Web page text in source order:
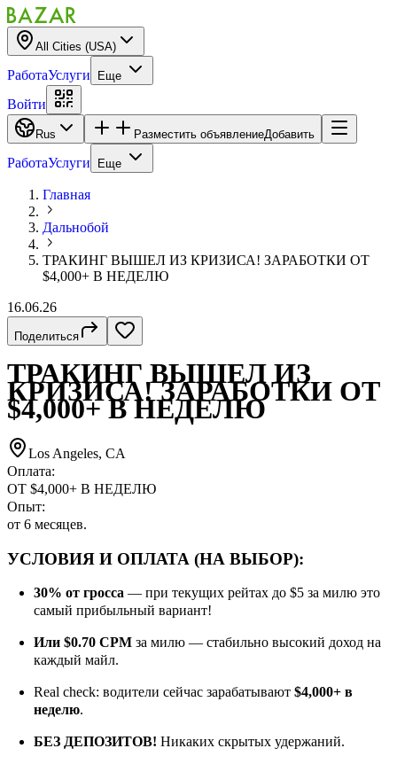
All Cities (USA)
РаботаУслуги Еще
Войти
Rus Разместить объявлениеДобавить
РаботаУслуги Еще
Главная
Дальнобой
ТРАКИНГ ВЫШЕЛ ИЗ КРИЗИСА! ЗАРАБОТКИ ОТ
$4,000+ В НЕДЕЛЮ
16.06.26
Поделиться
ТРАКИНГ ВЫШЕЛ ИЗ
КРИЗИСА! ЗАРАБОТКИ ОТ
$4,000+ В НЕДЕЛЮ
Los Angeles, CA
Оплата:
ОТ $4,000+ В НЕДЕЛЮ
Опыт:
от 6 месяцев.
УСЛОВИЯ И ОПЛАТА (НА ВЫБОР):
30% от гросса — при текущих рейтах до $5 за милю это
самый прибыльный вариант!
Или $0.70 CPM за милю — стабильно высокий доход на
каждый майл.
Real check: водители сейчас зарабатывают $4,000+ в
неделю.
БЕЗ ДЕПОЗИТОВ! Никаких скрытых удержаний.